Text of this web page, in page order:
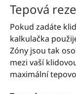
Tepová
Pokud zadáte
kalkulačka
Zóny jsou tak
mezi vaší
maximální